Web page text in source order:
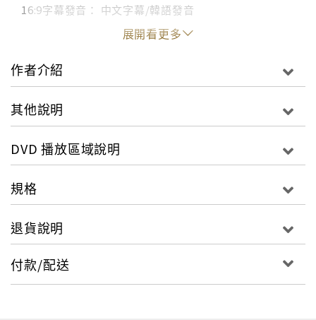
16:9字幕發音： 中文字幕/韓語發音
展開看更多
作者介紹
其他說明
DVD 播放區域說明
規格
退貨說明
付款/配送